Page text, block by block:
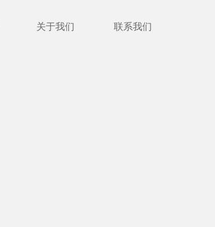
关于我们 联系我们